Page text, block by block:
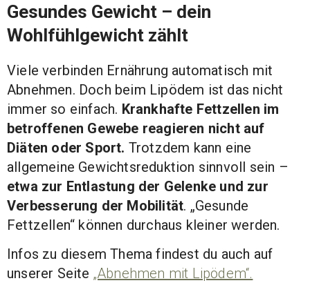
Gesundes Gewicht – dein
Wohlfühlgewicht zählt
Viele verbinden Ernährung automatisch mit
Abnehmen. Doch beim Lipödem ist das nicht
immer so einfach. Krankhafte Fettzellen im
betroffenen Gewebe reagieren nicht auf
Diäten oder Sport. Trotzdem kann eine
allgemeine Gewichtsreduktion sinnvoll sein –
etwa zur Entlastung der Gelenke und zur
Verbesserung der Mobilität. „Gesunde
Fettzellen“ können durchaus kleiner werden.
Infos zu diesem Thema findest du auch auf
unserer Seite „Abnehmen mit Lipödem“.